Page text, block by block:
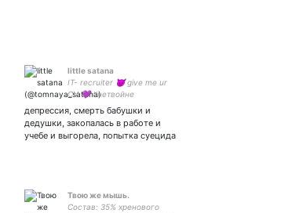
little satana
IT- recruiter 😈 give me ur
CV 💜 #нетвойне
Собеседую разрабов,
люблю эстетику.
депрессия, смерть бабушки и
дедушки, закопалась в работе и
учебе и выгорела, попытка суецида
Твою же мышь.
Состав: 35% хренового